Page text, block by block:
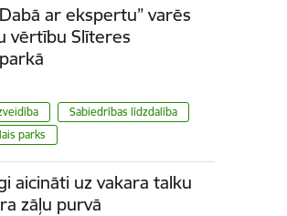
ar ekspertu” varēs
vērtību Slīteres
Sabiedrības līdzdalība
parks
aicināti uz vakara talku
zāļu purvā